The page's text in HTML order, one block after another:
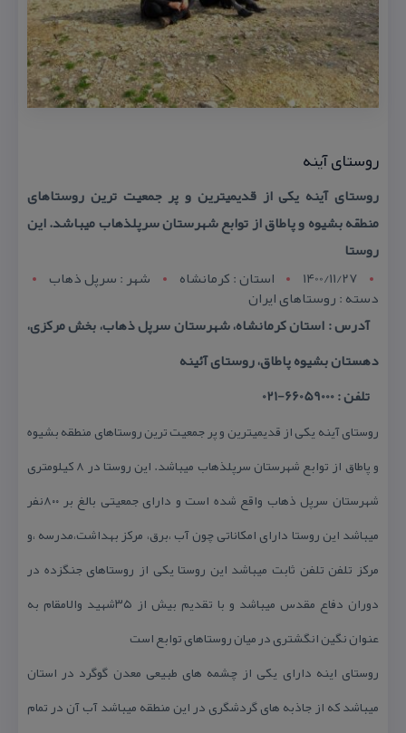
روستای آینه
روستای آینه یكی از قدیمیترین و پر جمعیت ترین روستاهای
منطقه بشیوه و پاطاق از توابع شهرستان سرپلذهاب میباشد. این
روستا
1400/11/27
استان : کرمانشاه شهر : سرپل ذهاب
دسته : روستاهای ایران
آدرس : استان كرمانشاه، شهرستان سرپل ذهاب، بخش مركزی،
دهستان بشیوه پاطاق، روستای آئینه
تلفن : 66059000-021
روستای آینه یكی از قدیمیترین و پر جمعیت ترین روستاهای منطقه بشیوه
و پاطاق از توابع شهرستان سرپلذهاب میباشد. این روستا در ۸ كیلومتری
شهرستان سرپل ذهاب واقع شده است و دارای جمعیتی بالغ بر ۸۰۰نفر
میباشد این روستا دارای امكاناتی چون آب ،برق، مركز بهداشت،مدرسه ،و
مركز تلفن تلفن ثابت میباشد این روستا یكی از روستاهای جنگزده در
دوران دفاع مقدس میباشد و با تقدیم بیش از ۳۵شهید والامقام به
عنوان نگین انگشتری در میان روستاهای توابع است
روستای اینه دارای یكی از چشمه های طبیعی معدن گوگرد در استان
میباشد كه از جاذبه های گردشگری در این منطقه میباشد آب آن در تمام